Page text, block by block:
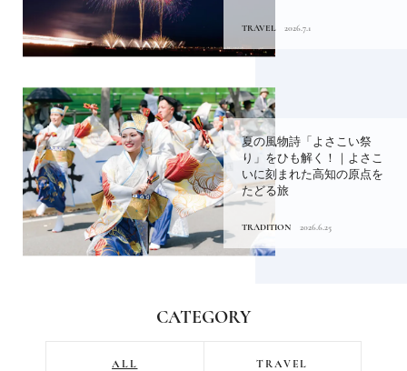
TRAVEL 2026.7.1
夏の風物詩「よさこい祭
り」をひも解く！｜よさこ
いに刻まれた高知の原点を
たどる旅
TRADITION 2026.6.25
CATEGORY
ALL TRAVEL